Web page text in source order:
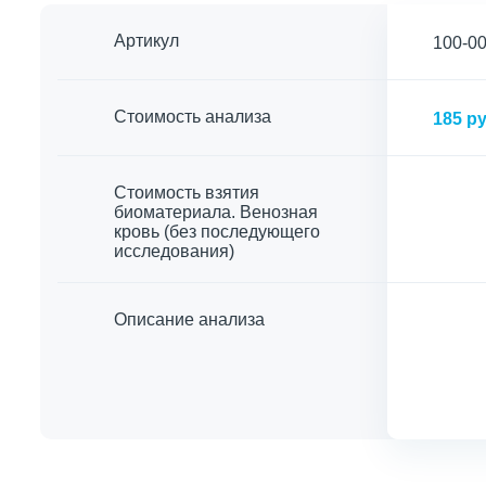
Артикул 100-
Cтоимость анализа 185
Стоимость взятия
биоматериала. Венозная
кровь (без последующего
исследования)
Описание анализа